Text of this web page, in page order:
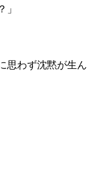
思わず沈黙が生ん